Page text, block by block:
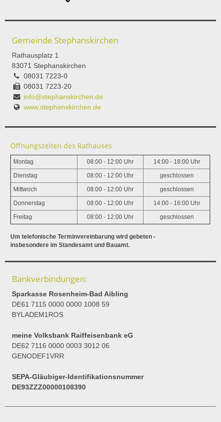
Gemeinde Stephanskirchen
Rathausplatz 1
83071 Stephanskirchen
08031 7223-0
08031 7223-20
info@stephanskirchen.de
www.stephanskirchen.de
Öffnungszeiten des Rathauses
Montag 08:00 - 12:00 Uhr 14:00 - 18:00 Uhr
Dienstag 08:00 - 12:00 Uhr geschlossen
Mittwoch 08:00 - 12:00 Uhr geschlossen
Donnerstag 08:00 - 12:00 Uhr 14:00 - 16:00 Uhr
Freitag 08:00 - 12:00 Uhr geschlossen
Um telefonische Terminvereinbarung wird gebeten -
insbesondere im Standesamt und Bauamt.
Bankverbindungen:
Sparkasse Rosenheim-Bad Aibling
DE61 7115 0000 0000 1008 59
BYLADEM1ROS
meine Volksbank Raiffeisenbank eG
DE62 7116 0000 0003 3012 06
GENODEF1VRR
SEPA-Gläubiger-Identifikationsnummer
DE93ZZZ00000108390